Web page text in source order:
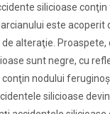
silicioase
este acoperit
alteraţie.
sunt negre, cu
nodului
silicioase